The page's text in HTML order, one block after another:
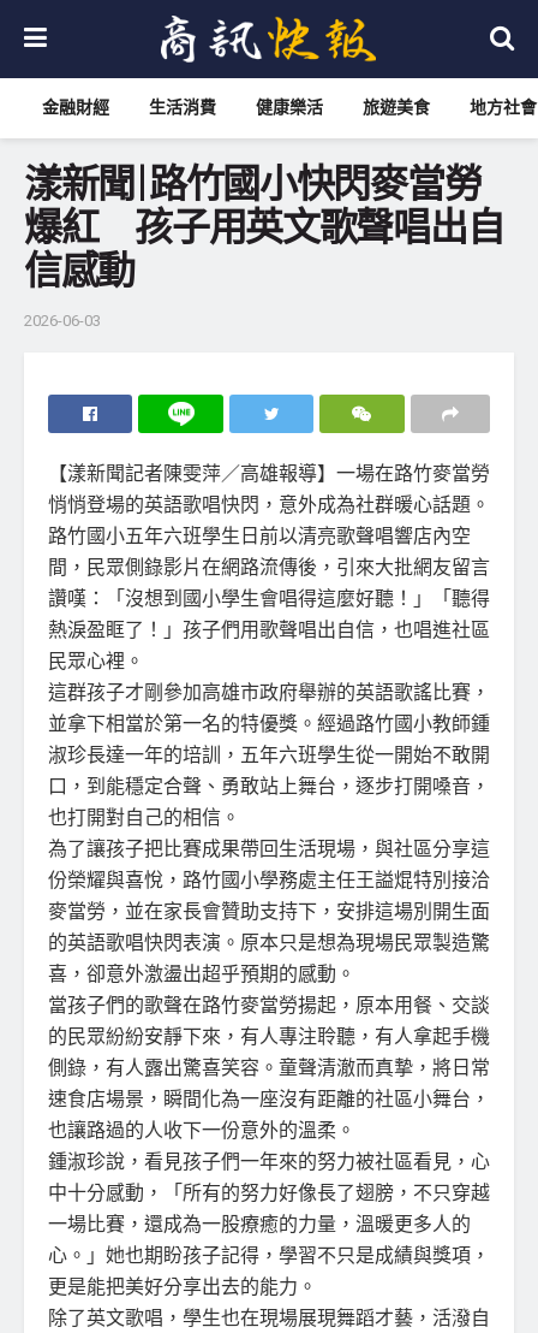
金融財經 生活消費 健康樂活 旅遊美食 地方社會
漾新聞|路竹國小快閃麥當勞
爆紅 孩子用英文歌聲唱出自
信感動
2026-06-03
【漾新聞記者陳雯萍／高雄報導】一場在路竹麥當勞
悄悄登場的英語歌唱快閃，意外成為社群暖心話題。
路竹國小五年六班學生日前以清亮歌聲唱響店內空
間，民眾側錄影片在網路流傳後，引來大批網友留言
讚嘆：「沒想到國小學生會唱得這麼好聽！」「聽得
熱淚盈眶了！」孩子們用歌聲唱出自信，也唱進社區
民眾心裡。
這群孩子才剛參加高雄市政府舉辦的英語歌謠比賽，
並拿下相當於第一名的特優獎。經過路竹國小教師鍾
淑珍長達一年的培訓，五年六班學生從一開始不敢開
口，到能穩定合聲、勇敢站上舞台，逐步打開嗓音，
也打開對自己的相信。
為了讓孩子把比賽成果帶回生活現場，與社區分享這
份榮耀與喜悅，路竹國小學務處主任王謚焜特別接洽
麥當勞，並在家長會贊助支持下，安排這場別開生面
的英語歌唱快閃表演。原本只是想為現場民眾製造驚
喜，卻意外激盪出超乎預期的感動。
當孩子們的歌聲在路竹麥當勞揚起，原本用餐、交談
的民眾紛紛安靜下來，有人專注聆聽，有人拿起手機
側錄，有人露出驚喜笑容。童聲清澈而真摯，將日常
速食店場景，瞬間化為一座沒有距離的社區小舞台，
也讓路過的人收下一份意外的溫柔。
鍾淑珍說，看見孩子們一年來的努力被社區看見，心
中十分感動，「所有的努力好像長了翅膀，不只穿越
一場比賽，還成為一股療癒的力量，溫暖更多人的
心。」她也期盼孩子記得，學習不只是成績與獎項，
更是能把美好分享出去的能力。
除了英文歌唱，學生也在現場展現舞蹈才藝，活潑自